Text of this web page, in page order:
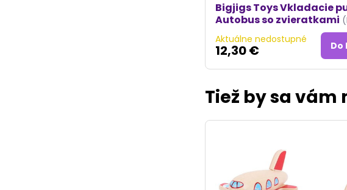
Bigjigs Toys Vkladacie
Autobus so zvieratkami
Aktuálne nedostupné
12,30 € Do
Tiež by sa